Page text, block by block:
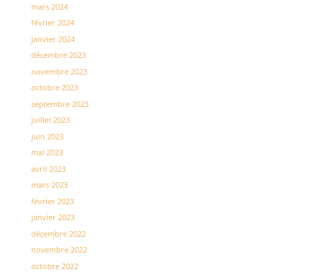
mars 2024
février 2024
janvier 2024
décembre 2023
novembre 2023
octobre 2023
septembre 2023
juillet 2023
juin 2023
mai 2023
avril 2023
mars 2023
février 2023
janvier 2023
décembre 2022
novembre 2022
octobre 2022